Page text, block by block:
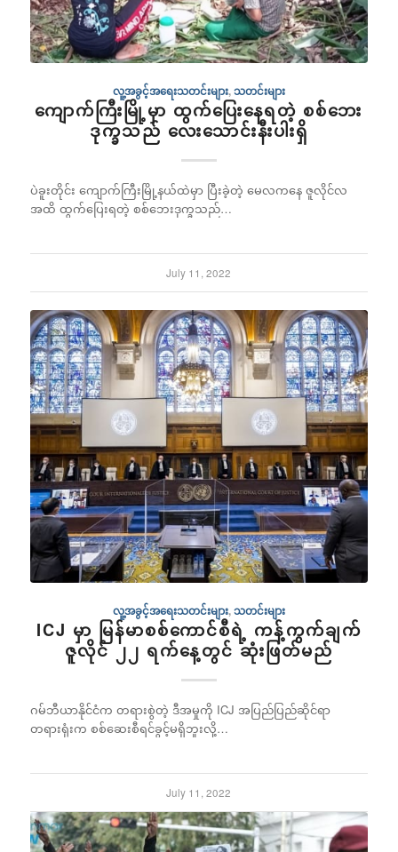
လူ့အခွင့်အရေးသတင်းများ,သတင်းများ
ကျောက်ကြီးမြို့မှာ ထွက်ပြေးနေရတဲ့ စစ်ဘေး
ဒုက္ခသည် လေးသောင်းနီးပါးရှိ
ပဲခူးတိုင်း ကျောက်ကြီးမြို့နယ်ထဲမှာ ပြီးခဲ့တဲ့ မေလကနေ ဇူလိုင်လ
အထိ ထွက်ပြေးရတဲ့ စစ်ဘေးဒုက္ခသည်…
July 11, 2022
လူ့အခွင့်အရေးသတင်းများ,သတင်းများ
ICJ မှာ မြန်မာစစ်ကောင်စီရဲ့ ကန့်ကွက်ချက်
ဇူလိုင် ၂၂ ရက်နေ့တွင် ဆုံးဖြတ်မည်
ဂမ်ဘီယာနိုင်ငံက တရားစွဲတဲ့ ဒီအမှုကို ICJ အပြည်ပြည်ဆိုင်ရာ
တရားရုံးက စစ်ဆေးစီရင်ခွင့်မရှိဘူးလို့…
July 11, 2022